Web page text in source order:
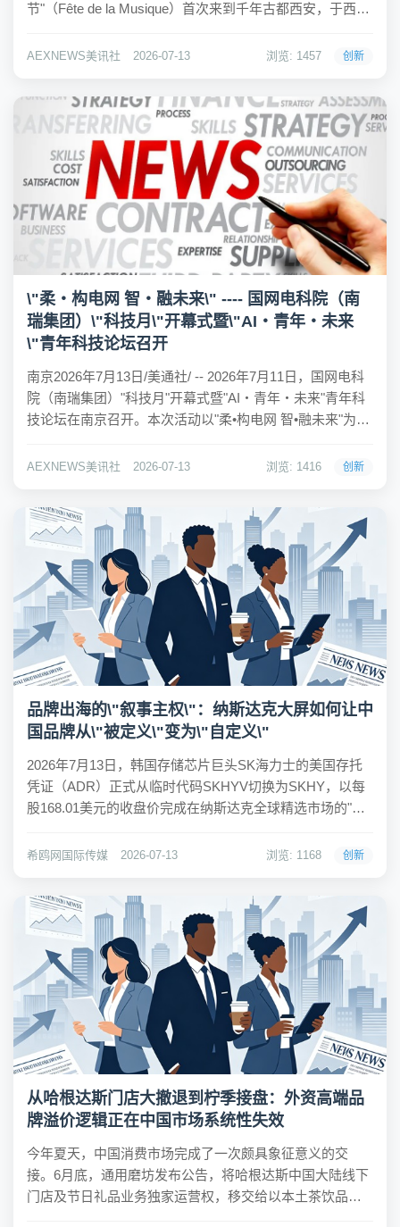
节"（Fête de la Musique）首次来到千年古都西安，于西安
的索菲特传奇酒店，这座承载七十余年历史与外交记忆的
AEXNEWS美讯社 2026-07-13 浏览: 1457 创新
\"柔・构电网 智・融未来\" ---- 国网电科院（南
瑞集团）\"科技月\"开幕式暨\"AI・青年・未来
\"青年科技论坛召开
南京2026年7月13日/美通社/ -- 2026年7月11日，国网电科
院（南瑞集团）"科技月"开幕式暨"AI・青年・未来"青年科
技论坛在南京召开。本次活动以"柔•构电网 智•融未来"为主
技氛围，激发青年人才创新活力。会议邀请中国科学院、
AEXNEWS美讯社 2026-07-13 浏览: 1416 创新
品牌出海的\"叙事主权\"：纳斯达克大屏如何让中
国品牌从\"被定义\"变为\"自定义\"
2026年7月13日，韩国存储芯片巨头SK海力士的美国存托
凭证（ADR）正式从临时代码SKHYV切换为SKHY，以每
股168.01美元的收盘价完成在纳斯达克全球精选市场的"转
达克，首日涨幅近13%，ADR价格较韩国本土正股溢价约
希鸥网国际传媒 2026-07-13 浏览: 1168 创新
从哈根达斯门店大撤退到柠季接盘：外资高端品
牌溢价逻辑正在中国市场系统性失效
今年夏天，中国消费市场完成了一次颇具象征意义的交
接。6月底，通用磨坊发布公告，将哈根达斯中国大陆线下
门店及节日礼品业务独家运营权，移交给以本土茶饮品牌